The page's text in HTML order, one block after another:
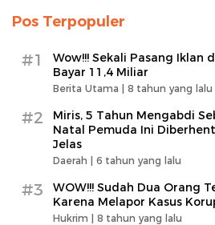
Pos Terpopuler
#1
Wow!!! Sekali Pasang Iklan
Bayar 11,4 Miliar
Berita Utama | 8 tahun yang lalu
#2
Miris, 5 Tahun Mengabdi
Natal Pemuda Ini
Jelas
Daerah | 6 tahun yang lalu
#3
WOW!!! Sudah Dua Orang
Karena Melapor Kasus
Hukrim | 8 tahun yang lalu